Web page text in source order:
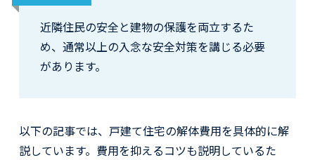
近隣住民の安全と建物の保護を両立するた
め、通常以上の入念な安全対策を講じる必要
があります。
以下の記事では、戸建て住宅の解体費用を具体的に解
説しています。費用を抑えるコツも説明しているた